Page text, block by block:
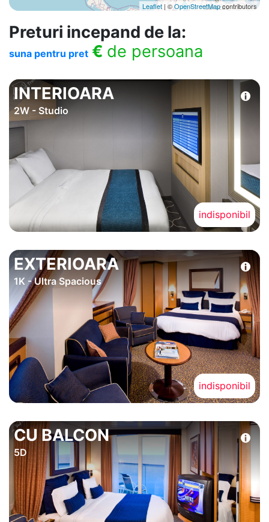
Leaflet | ©OpenStreetMapcontributors
Preturi incepand de la:
suna pentru pret € de persoana
INTERIOARA
2W - Studio
indisponibil
EXTERIOARA
1K - Ultra Spacious
indisponibil
CU BALCON
5D